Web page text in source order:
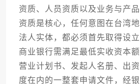
资质、人员资质以及业务与产
资质是核心，任何意图在台湾
法人实体，都必须首先取得设
商业银行需满足最低实收资本
营业计划书、发起人名册、出
度在内的一整套申请文件，经